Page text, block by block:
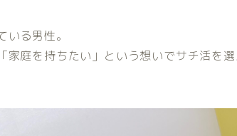
る男性。
家庭を持ちたい」という想いでサチ活を